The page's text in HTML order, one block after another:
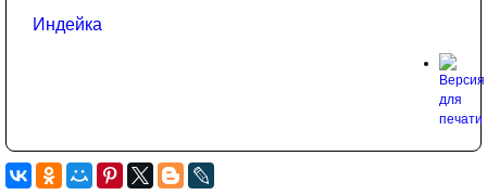
Индейка